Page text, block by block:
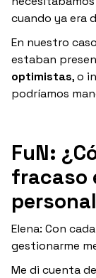
cuando ya era
En nuestro
estaban
optimistas, o
podríamos
FuN:
fracaso
Elena: Con
gestionarme
Me di cuenta